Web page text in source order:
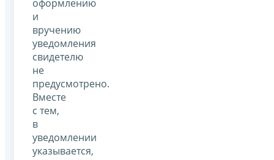
оформлению
и
вручению
уведомления
свидетелю
не
предусмотрено.
Вместе
с тем,
в
уведомлении
указывается,